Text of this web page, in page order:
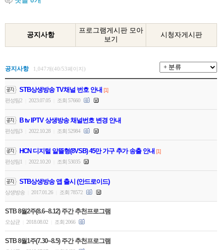
공지사항
프로그램게시판 모아
보기
시청자게시판
공지사항 1,047개(40/53페이지)
STB상생방송 TV채널 번호 안내 [1]
편성팀2
2023.07.05 조회 57660
B tv IPTV 상생방송 채널번호 변경 안내
편성팀3 2022.10.28 조회 52984
HCN 디지털 알뜰형(8VSB) 45만 가구 추가 송출 안내 [1]
편성팀1
2022.10.20 조회 53035
STB상생방송 앱 출시 (안드로이드)
상생방송 2017.01.26 조회 78572
STB 8월2주(8.6~8.12) 주간 추천프로그램
오삼균 2018.08.02 조회 2066
STB 8월1주(7.30~8.5) 주간 추천프로그램